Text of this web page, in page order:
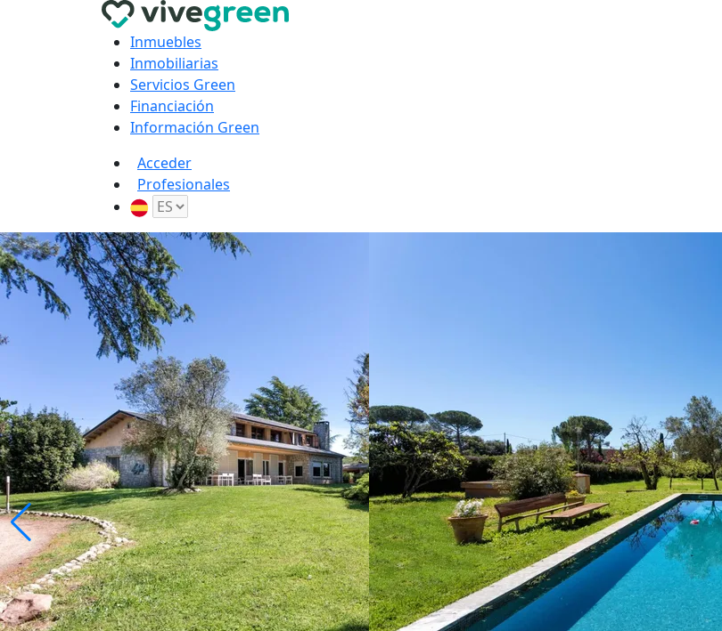
Inmuebles
Inmobiliarias
Servicios Green
Financiación
Información Green
Acceder
Profesionales